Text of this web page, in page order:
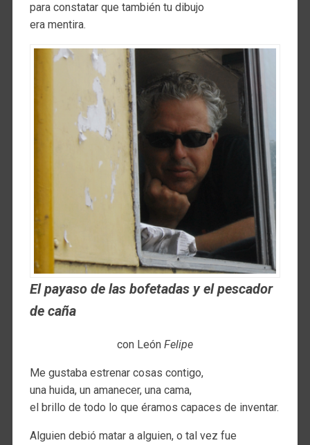
para constatar que también tu dibujo
era mentira.
El payaso de las bofetadas y el pescador
de caña
con León Felipe
Me gustaba estrenar cosas contigo,
una huida, un amanecer, una cama,
el brillo de todo lo que éramos capaces de inventar.
Alguien debió matar a alguien, o tal vez fue